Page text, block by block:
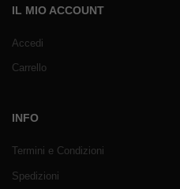
IL MIO ACCOUNT
Accedi
Carrello
INFO
Termini e Condizioni
Spedizioni